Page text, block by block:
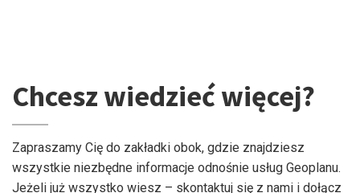
Chcesz wiedzieć więcej?
Zapraszamy Cię do zakładki obok, gdzie znajdziesz
wszystkie niezbędne informacje odnośnie usług Geoplanu.
Jeżeli już wszystko wiesz – skontaktuj się z nami i dołącz